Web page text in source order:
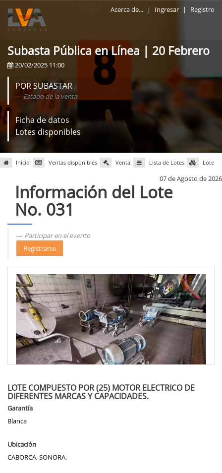
Acerca de... | Ingresar | Registro
Subasta Pública en Línea | 20 Febrero
20/02/2025 11:00
POR SUBASTAR
Estado de la venta
Ficha de datos
Lotes disponibles
Inicio Ventas disponibles Venta Lista de Lotes Lote
07 de Agosto de 2026
Información del Lote
No. 031
Participar en el evento
Registrarse
LOTE COMPUESTO POR (25) MOTOR ELECTRICO DE
DIFERENTES MARCAS Y CAPACIDADES.
Garantía
Blanca
Ubicación
CABORCA, SONORA.